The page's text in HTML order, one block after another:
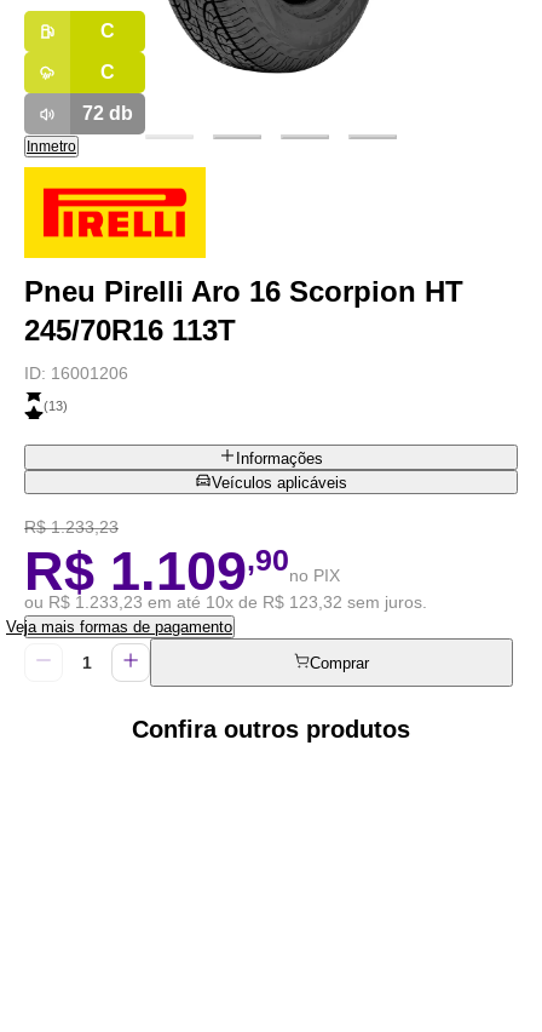
C
C
72db
Inmetro
Pneu Pirelli Aro 16 Scorpion HT
245/70R16 113T
ID: 16001206
(13)
Informações
Veículos aplicáveis
R$ 1.233,23
R$ 1.109,90no PIX
ou R$ 1.233,23 em até 10x de R$ 123,32 sem juros.
Veja mais formas de pagamento
Comprar
Confira outros produtos